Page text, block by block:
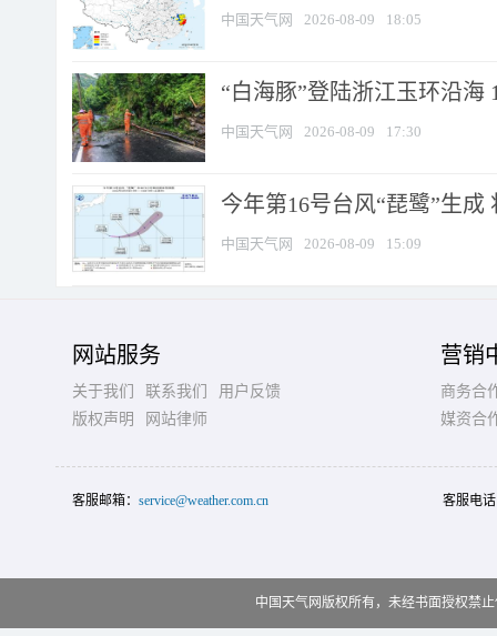
中国天气网 2026-08-09 18:05
“白海豚”登陆浙江玉环沿海
中国天气网 2026-08-09 17:30
今年第16号台风“琵鹭”生
中国天气网 2026-08-09 15:09
网站服务
关于我们 联系我们
用户反馈
版权声明
网站律师
营销
商务合
媒资合
客服邮箱： service@weather.com.cn 客服电
中国天气网版权所有，未经书面授权